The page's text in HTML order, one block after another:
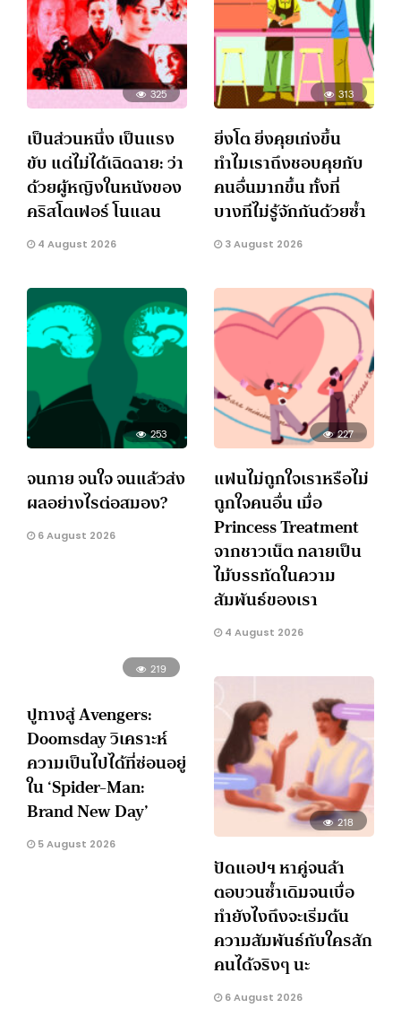
325
เป็นส่วนหนึ่ง เป็นแรง
ขับ แต่ไม่ได้เฉิดฉาย: ว่า
ด้วยผู้หญิงในหนังของ
คริสโตเฟอร์ โนแลน
4 August 2026
313
ยิ่งโต ยิ่งคุยเก่งขึ้น
ทำไมเราถึงชอบคุยกับ
คนอื่นมากขึ้น ทั้งที่
บางทีไม่รู้จักกันด้วยซ้ำ
3 August 2026
253
จนกาย จนใจ จนแล้วส่ง
ผลอย่างไรต่อสมอง?
6 August 2026
227
แฟนไม่ถูกใจเราหรือไม่
ถูกใจคนอื่น เมื่อ
Princess Treatment
จากชาวเน็ต กลายเป็น
ไม้บรรทัดในความ
สัมพันธ์ของเรา
4 August 2026
219
ปูทางสู่ Avengers:
Doomsday วิเคราะห์
ความเป็นไปได้ที่ซ่อนอยู่
ใน ‘Spider-Man:
Brand New Day’
5 August 2026
218
ปัดแอปฯ หาคู่จนล้า
ตอบวนซ้ำเดิมจนเบื่อ
ทำยังไงถึงจะเริ่มต้น
ความสัมพันธ์กับใครสัก
คนได้จริงๆ นะ
6 August 2026